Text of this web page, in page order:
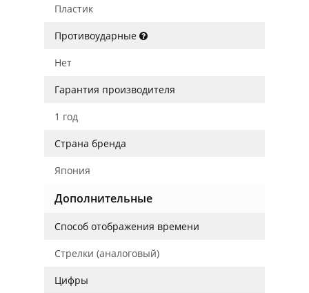
Пластик
Противоударные
Нет
Гарантия производителя
1 год
Страна бренда
Япония
Дополнительные
Способ отображения времени
Стрелки (аналоговый)
Цифры